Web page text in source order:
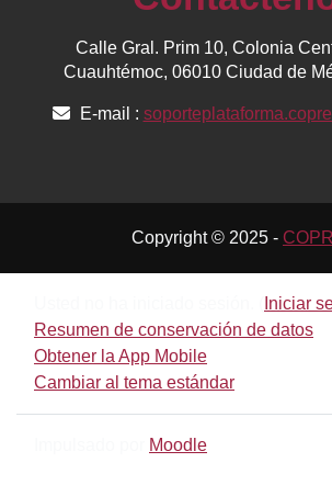
Calle Gral. Prim 10, Colonia
Cuauhtémoc, 06010 Ciudad de
E-mail :
Copyright © 2025 -
Iniciar
Resumen de conservación de datos
Obtener la App Mobile
Cambiar al tema estándar
Moodle